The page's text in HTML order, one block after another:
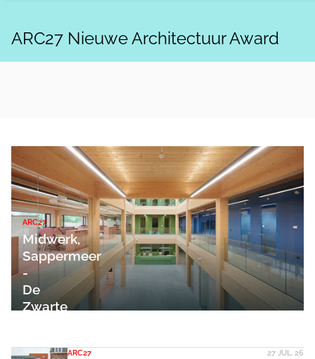
ARC27 Nieuwe Architectuur Award
ARC27
Midwerk,
Sappermeer
-
De
Zwarte
ARC27 27 JUL. 26